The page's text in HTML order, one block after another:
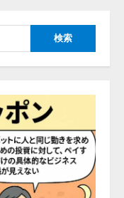
の開発とAI研究
JSC.」と業
代AIプラットフ
および新サービ